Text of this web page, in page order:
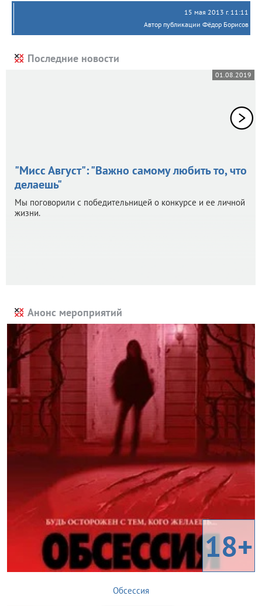
15 мая 2013 г. 11:11
Автор публикации Фёдор Борисов
Последние новости
01.08.2019
"Мисс Август": "Важно самому любить то, что
делаешь"
Мы поговорили с победительницей о конкурсе и ее личной
жизни.
Анонс мероприятий
18+
Обсессия